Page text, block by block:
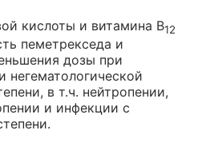
кислоты и витамина В12
пеметрекседа и
дозы при
негематологической
в т.ч. нейтропении,
и инфекции с